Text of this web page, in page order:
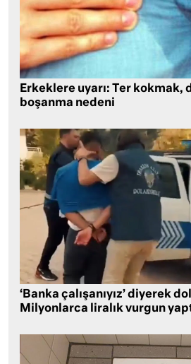
Erkeklere uyarı: Ter kokmak,
boşanma nedeni
‘Banka çalışanıyız’ diyerek
Milyonlarca liralık vurgun